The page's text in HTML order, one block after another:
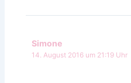
Simone
14. August 2016 um 21:19 Uhr